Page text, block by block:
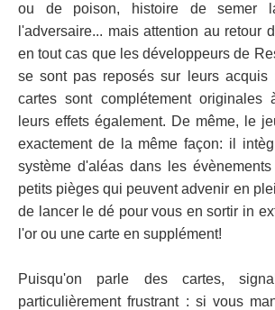
ou de poison, histoire de semer
l'adversaire... mais attention au retour
en tout cas que les développeurs de
se sont pas reposés sur leurs acquis
cartes sont complétement
leurs effets également. De même, le
exactement de la même façon: il
système d'aléas dans les
petits pièges qui peuvent advenir en
de lancer le dé pour vous en sortir in
l'or ou une carte en supplément!
Puisqu'on parle des cartes,
particulièrement frustrant : si vous